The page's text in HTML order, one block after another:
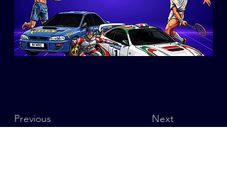
Previous Next